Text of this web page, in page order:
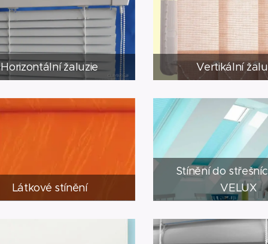
Horizontální žaluzie Vertikální
Látkové stínění
Stínění do
VELUX